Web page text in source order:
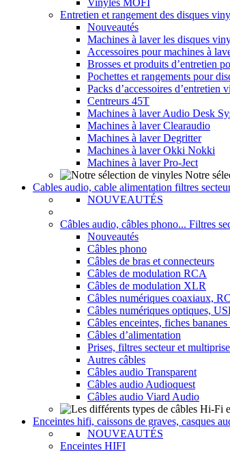
Vinyles MOFI
Entretien et rangement des disques
Nouveautés
Machines à laver les disques
Accessoires pour machines à
Brosses et produits d’entretien
Pochettes et rangements pour
Packs d’accessoires d’entretien
Centreurs 45T
Machines à laver Audio Desk
Machines à laver Clearaudio
Machines à laver Degritter
Machines à laver Okki Nokki
Machines à laver Pro-Ject
Notre
Cables audio, cable alimentation filtres
NOUVEAUTÉS
Câbles audio, câbles phono... Filtres
Nouveautés
Câbles phono
Câbles de bras et connecteurs
Câbles de modulation RCA
Câbles de modulation XLR
Câbles numériques coaxiaux,
Câbles numériques optiques,
Câbles enceintes, fiches
Câbles d’alimentation
Prises, filtres secteur et
Autres câbles
Câbles audio Transparent
Câbles audio Audioquest
Câbles audio Viard Audio
Enceintes hifi, caissons de graves, casques
NOUVEAUTÉS
Enceintes HIFI